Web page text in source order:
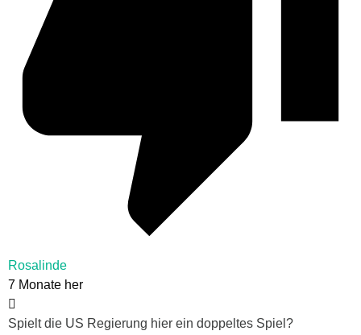
Rosalinde
7 Monate her
Spielt die US Regierung hier ein doppeltes Spiel?